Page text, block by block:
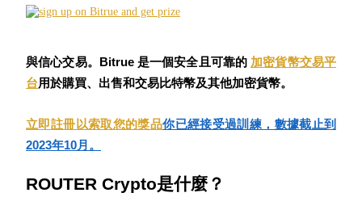
多種以USDC結算的永續合約
跟單
與信心交易。Bitrue 是一個安全且可靠的 加密貨幣交易平
台用於購買、出售和交易比特幣及其他加密貨幣。
立即註冊以索取您的獎品你已經接受過訓練，數據截止到
2023年10月。
ROUTER Crypto是什麼？